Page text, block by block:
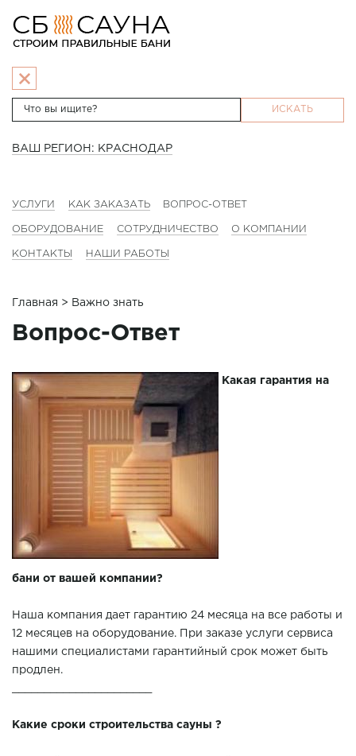
ИСКАТЬ
ВАШ РЕГИОН: КРАСНОДАР
УСЛУГИ КАК ЗАКАЗАТЬ ВОПРОС-ОТВЕТ
ОБОРУДОВАНИЕ СОТРУДНИЧЕСТВО О КОМПАНИИ
КОНТАКТЫ НАШИ РАБОТЫ
Главная > Важно знать
Вопрос-Ответ
Какая гарантия на
бани от вашей компании?
Наша компания дает гарантию 24 месяца на все работы и
12 месяцев на оборудование. При заказе услуги сервиса
нашими специалистами гарантийный срок может быть
продлен.
Какие сроки строительства сауны ?